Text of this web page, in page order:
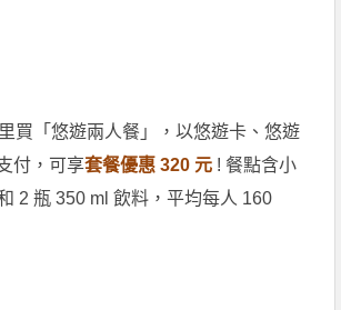
買「悠遊兩人餐」，以悠遊卡、悠遊
付，可享套餐優惠 320 元 ! 餐點含小
2 瓶 350 ml 飲料，平均每人 160